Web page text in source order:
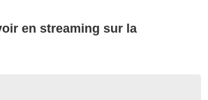
en streaming sur la